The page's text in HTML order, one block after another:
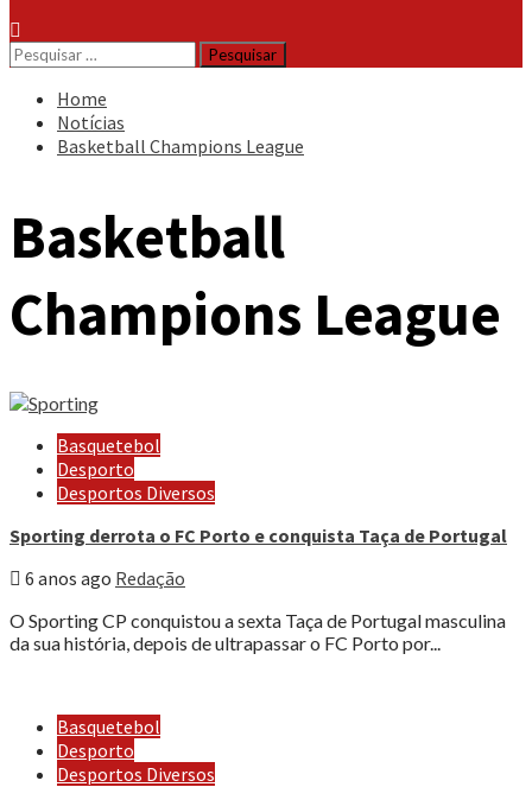
Pesquisar
por:
Home
Notícias
Basketball Champions League
Basketball
Champions League
Basquetebol
Desporto
Desportos Diversos
Sporting derrota o FC Porto e conquista Taça de Portugal
6 anos ago Redação
O Sporting CP conquistou a sexta Taça de Portugal masculina
da sua história, depois de ultrapassar o FC Porto por...
Basquetebol
Desporto
Desportos Diversos